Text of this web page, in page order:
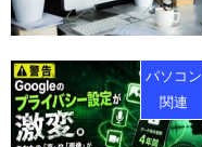
パソコン
関連